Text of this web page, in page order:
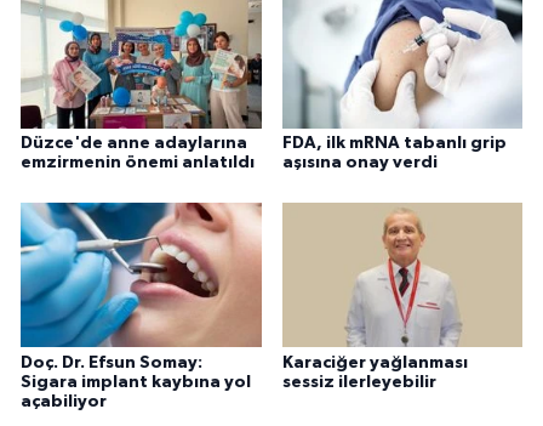
Düzce'de anne adaylarına
emzirmenin önemi anlatıldı
FDA, ilk mRNA tabanlı grip
aşısına onay verdi
Doç. Dr. Efsun Somay:
Sigara implant kaybına yol
açabiliyor
Karaciğer yağlanması
sessiz ilerleyebilir